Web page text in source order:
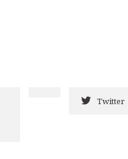
Twitter